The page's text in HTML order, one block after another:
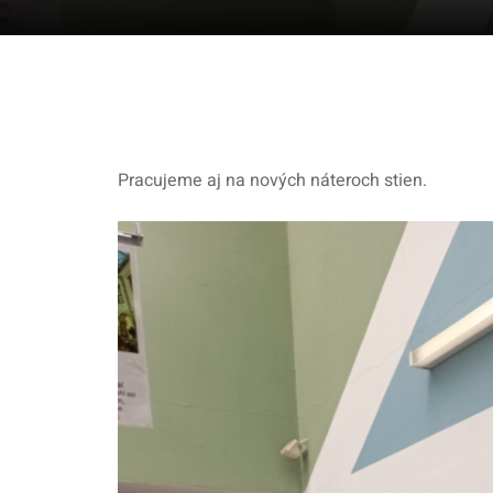
Pracujeme aj na nových náteroch stien.